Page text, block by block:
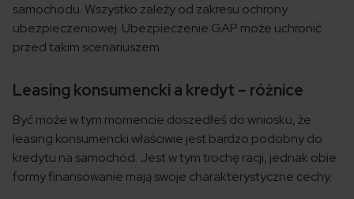
samochodu. Wszystko zależy od zakresu ochrony
ubezpieczeniowej. Ubezpieczenie GAP może uchronić
przed takim scenariuszem.
Leasing konsumencki a kredyt – różnice
Być może w tym momencie doszedłeś do wniosku, że
leasing konsumencki właściwie jest bardzo podobny do
kredytu na samochód. Jest w tym trochę racji, jednak obie
formy finansowanie mają swoje charakterystyczne cechy.